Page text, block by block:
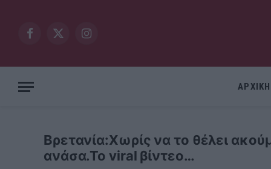
Facebook
X
Instagram
ΑΡΧΙΚΗ
Βρετανία:Χωρίς να το θέλει
ανάσα.Το viral βίντεο…